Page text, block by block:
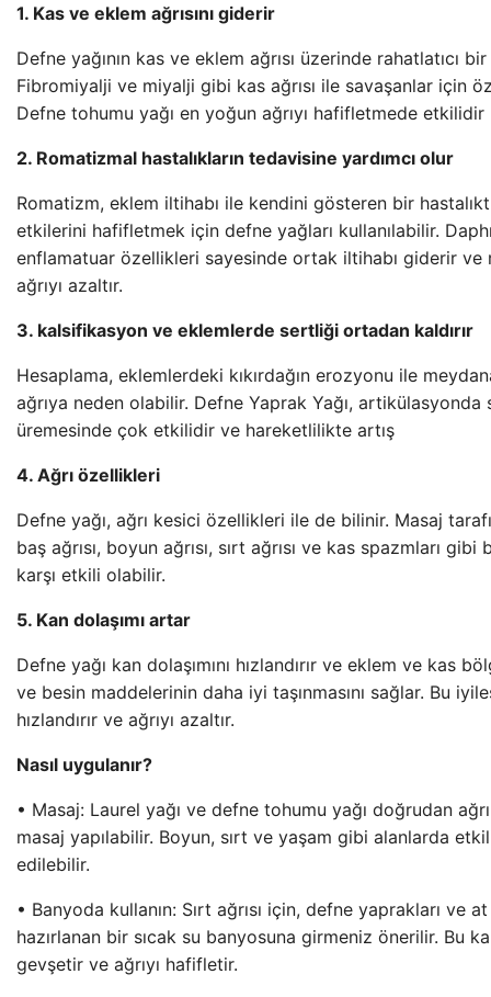
1. Kas ve eklem ağrısını giderir
Defne yağının kas ve eklem ağrısı üzerinde rahatlatıcı
Fibromiyalji ve miyalji gibi kas ağrısı ile savaşanlar için
Defne tohumu yağı en yoğun ağrıyı hafifletmede etkilidir
2. Romatizmal hastalıkların tedavisine yardımcı olur
Romatizm, eklem iltihabı ile kendini gösteren bir
etkilerini hafifletmek için defne yağları kullanılabilir.
enflamatuar özellikleri sayesinde ortak iltihabı giderir
ağrıyı azaltır.
3. kalsifikasyon ve eklemlerde sertliği ortadan kaldırır
Hesaplama, eklemlerdeki kıkırdağın erozyonu ile
ağrıya neden olabilir. Defne Yaprak Yağı, artikülasyonda
üremesinde çok etkilidir ve hareketlilikte artış
4. Ağrı özellikleri
Defne yağı, ağrı kesici özellikleri ile de bilinir. Masaj
baş ağrısı, boyun ağrısı, sırt ağrısı ve kas spazmları
karşı etkili olabilir.
5. Kan dolaşımı artar
Defne yağı kan dolaşımını hızlandırır ve eklem ve kas
ve besin maddelerinin daha iyi taşınmasını sağlar. Bu
hızlandırır ve ağrıyı azaltır.
Nasıl uygulanır?
• Masaj: Laurel yağı ve defne tohumu yağı doğrudan
masaj yapılabilir. Boyun, sırt ve yaşam gibi alanlarda
edilebilir.
• Banyoda kullanın: Sırt ağrısı için, defne yaprakları ve
hazırlanan bir sıcak su banyosuna girmeniz önerilir. Bu
gevşetir ve ağrıyı hafifletir.